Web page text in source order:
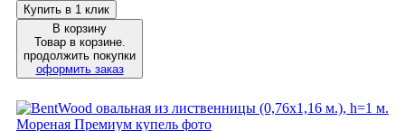
Купить в 1 клик
В корзину
Товар в корзине.
продолжить покупки
оформить заказ